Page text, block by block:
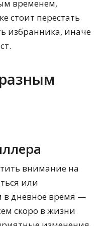
временем,
стоит перестать
избранника, иначе
внимание на
или
в дневное время —
скоро в жизни